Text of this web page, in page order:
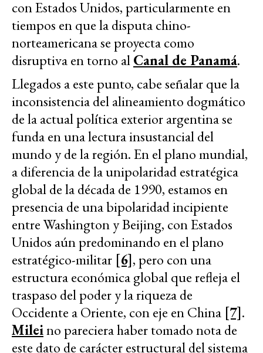
con Estados Unidos, particularmente en
tiempos en que la disputa chino-
norteamericana se proyecta como
disruptiva en torno alCanal de Panamá.
Llegados a este punto, cabe señalar que la
inconsistencia del alineamiento dogmático
de la actual política exterior argentina se
funda en una lectura insustancial del
mundo y de la región. En el plano mundial,
a diferencia de la unipolaridad estratégica
global de la década de 1990, estamos en
presencia de una bipolaridad incipiente
entre Washington y Beijing, con Estados
Unidos aún predominando en el plano
estratégico-militar [6], pero con una
estructura económica global que refleja el
traspaso del poder y la riqueza de
Occidente a Oriente, con eje en China [7].
Mileino pareciera haber tomado nota de
este dato de carácter estructural del sistema